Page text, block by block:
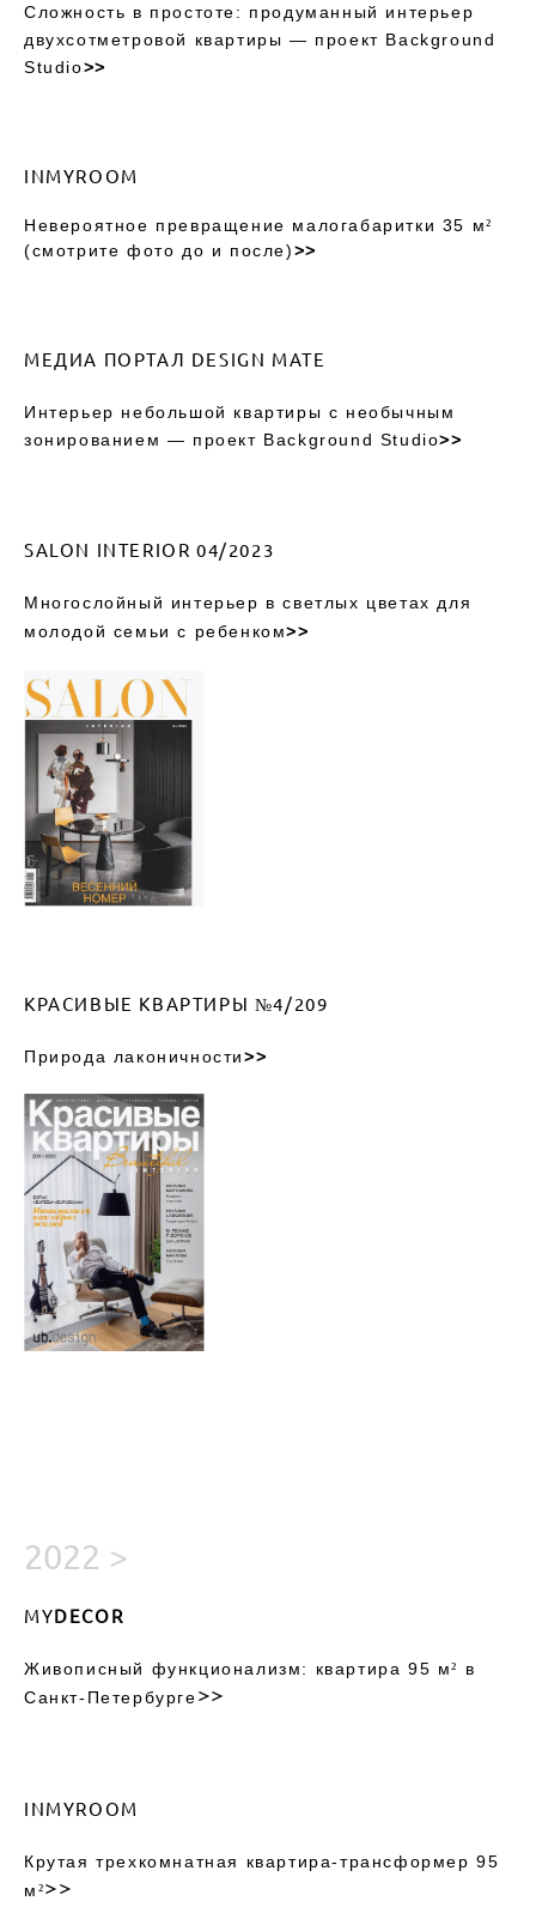
Сложность в простоте: продуманный интерьер
двухсотметровой квартиры — проект Background
Studio>>
INMYROOM
Невероятное превращение малогабаритки 35 м²
(смотрите фото до и после)>>
МЕДИА ПОРТАЛ DESIGN MATE
Интерьер небольшой квартиры с необычным
зонированием — проект Background Studio>>
SALON INTERIOR 04/2023
Многослойный интерьер в светлых цветах для
молодой семьи с ребенком>>
КРАСИВЫЕ КВАРТИРЫ №4/209
Природа лаконичности>>
2022 >
MYDECOR
Живописный функционализм: квартира 95 м² в
Санкт-Петербурге>>
INMYROOM
Крутая трехкомнатная квартира-трансформер 95
м²>>